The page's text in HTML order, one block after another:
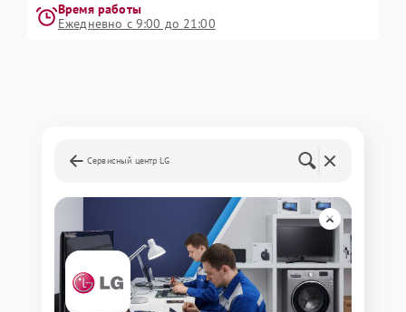
Время работы
Ежедневно с 9:00 до 21:00
Сервисный центр LG